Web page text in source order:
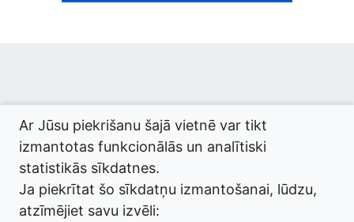
© 2026 termini.gov.lv. Izstrādātājs:Tilde.
Ar Jūsu piekrišanu šajā vietnē var tikt
izmantotas funkcionālās un analītiski
statistikās sīkdatnes.
Ja piekrītat šo sīkdatņu izmantošanai, lūdzu,
atzīmējiet savu izvēli: